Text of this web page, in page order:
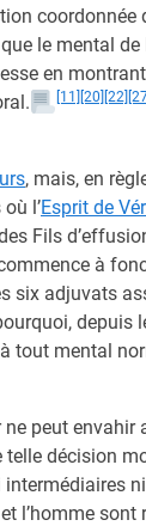
le mental de
en
[11] [20] [22]
, mais, en
l’Esprit de
Fils
à
six adjuvats
depuis
à tout mental
ne peut
décision
intermédiaires
et l’homme sont